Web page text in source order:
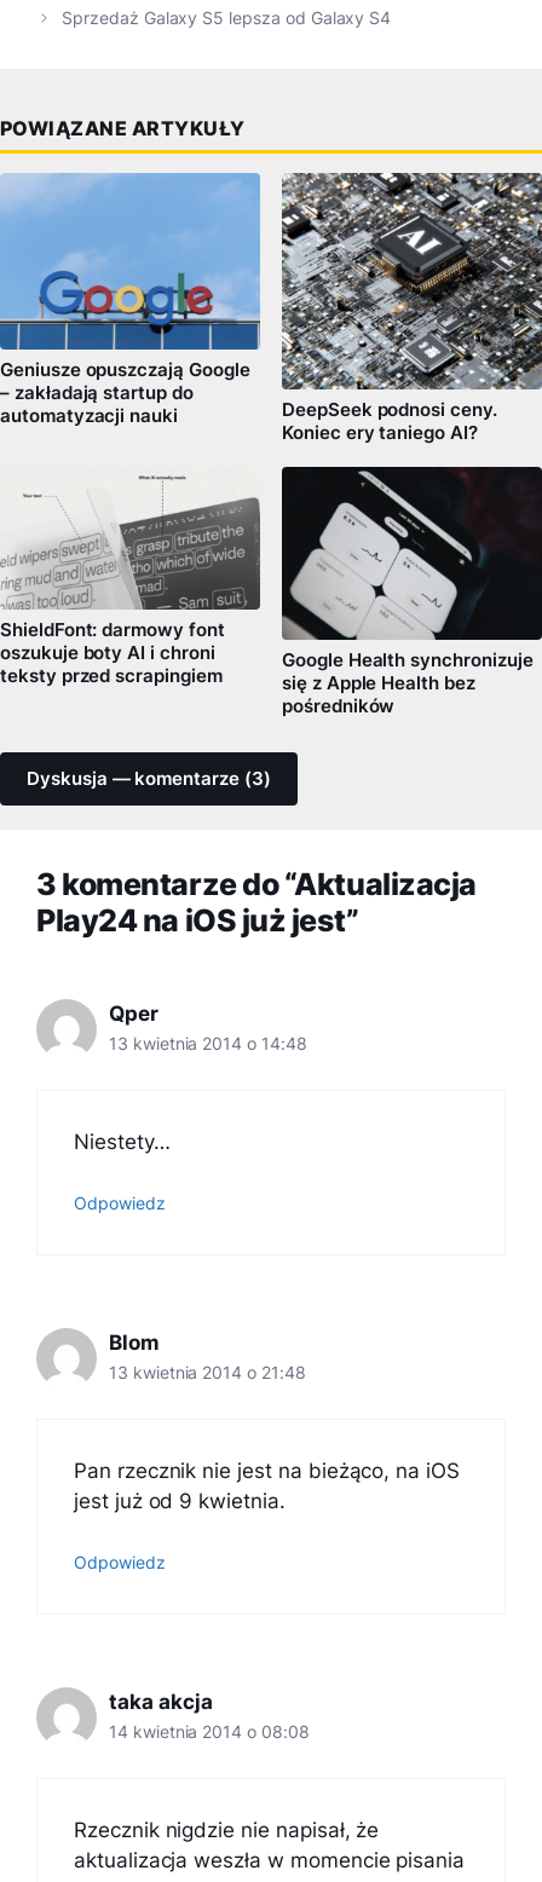
Sprzedaż Galaxy S5 lepsza od Galaxy S4
POWIĄZANE ARTYKUŁY
Geniusze opuszczają Google
– zakładają startup do
automatyzacji nauki
DeepSeek podnosi ceny.
Koniec ery taniego AI?
ShieldFont: darmowy font
oszukuje boty AI i chroni
teksty przed scrapingiem
Google Health synchronizuje
się z Apple Health bez
pośredników
Dyskusja — komentarze (3)
3 komentarze do “Aktualizacja
Play24 na iOS już jest”
Qper
13 kwietnia 2014 o 14:48
Niestety…
Odpowiedz
Blom
13 kwietnia 2014 o 21:48
Pan rzecznik nie jest na bieżąco, na iOS
jest już od 9 kwietnia.
Odpowiedz
taka akcja
14 kwietnia 2014 o 08:08
Rzecznik nigdzie nie napisał, że
aktualizacja weszła w momencie pisania